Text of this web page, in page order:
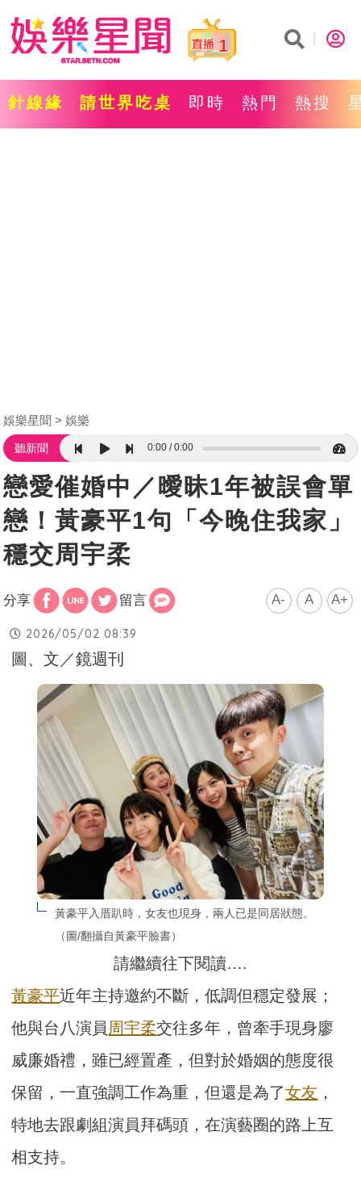
1
針線緣 請世界吃桌 即時 熱門 熱搜
娛樂星聞 娛樂
聽新聞 0:00 0:00
戀愛催婚中／曖昧1年被誤會單
戀！黃豪平1句「今晚住我家」
穩交周宇柔
分享 留言 A- A A+
2026/05/02 08:39
圖、文／鏡週刊
黃豪平入厝趴時，女友也現身，兩人已是同居狀態。
（圖/翻攝自黃豪平臉書）
請繼續往下閱讀….
黃豪平近年主持邀約不斷，低調但穩定發展；
他與台八演員 周宇柔交往多年，曾牽手現身廖
威廉婚禮，雖已經置產，但對於婚姻的態度很
保留，一直強調工作為重，但還是為了女友 ，
特地去跟劇組演員拜碼頭，在演藝圈的路上互
相支持。